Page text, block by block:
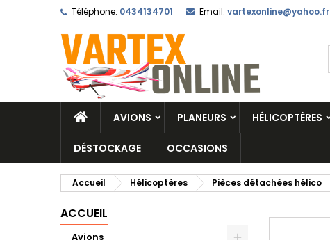
Téléphone: 0434134701 Email: vartexonline@yahoo.fr
AVIONS PLANEURS HÉLICOPTÈRES
DÉSTOCKAGE OCCASIONS
Accueil Hélicoptères Pièces détachées hélico
ACCUEIL
Avions